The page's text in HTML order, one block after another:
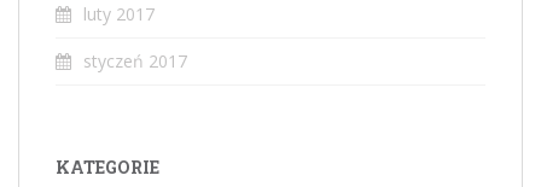
luty 2017
styczeń 2017
KATEGORIE